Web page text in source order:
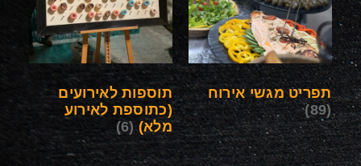
תפריט מגשי אירוח
(89)
תוספות לאירועים
(כתוספת לאירוע
מלא) (6)